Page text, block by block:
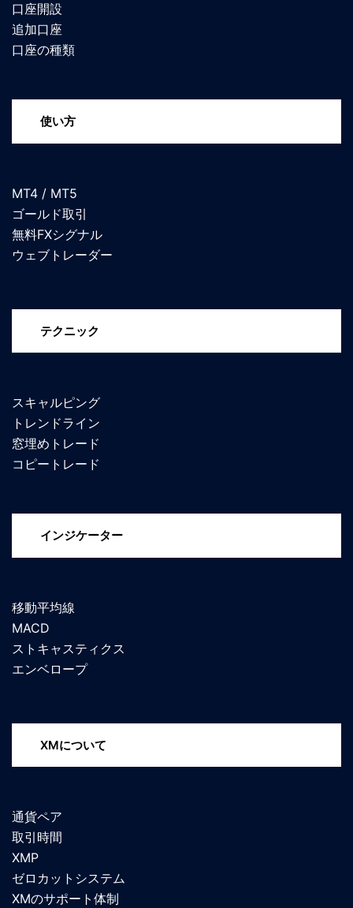
口座開設
追加口座
口座の種類
使い方
MT4 / MT5
ゴールド取引
無料FXシグナル
ウェブトレーダー
テクニック
スキャルピング
トレンドライン
窓埋めトレード
コピートレード
インジケーター
移動平均線
MACD
ストキャスティクス
エンベロープ
XMについて
通貨ペア
取引時間
XMP
ゼロカットシステム
XMのサポート体制